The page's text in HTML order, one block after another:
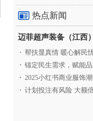
热点新闻
· 帮扶显真情 暖心解民忧——
· 锚定民生需求，赋能品质
· 2025小红书商业服饰潮流
· 计划投注有风险 大额倍投